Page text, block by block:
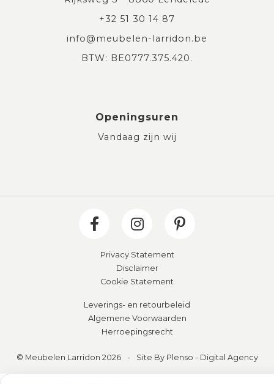
+32 51 30 14 87
info@meubelen-larridon.be
BTW: BE0777.375.420.
Openingsuren
Vandaag zijn wij
Privacy Statement
Disclaimer
Cookie Statement
Leverings- en retourbeleid
Algemene Voorwaarden
Herroepingsrecht
© Meubelen Larridon 2026 - Site By Plenso - Digital Agency